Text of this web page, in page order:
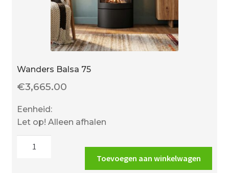
Wanders Balsa 75
€3,665.00
Eenheid:
Let op! Alleen afhalen
Toevoegen aan winkelwagen